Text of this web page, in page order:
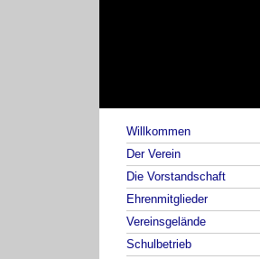
Willkommen
Der Verein
Die Vorstandschaft
Ehrenmitglieder
Vereinsgelände
Schulbetrieb